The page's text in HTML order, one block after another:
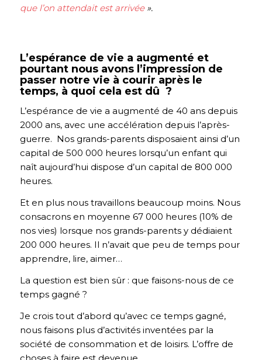
que l’on attendait est arrivée ».
L’espérance de vie a augmenté et
pourtant nous avons l’impression de
passer notre vie à courir après le
temps, à quoi cela est dû ?
L’espérance de vie a augmenté de 40 ans depuis
2000 ans, avec une accélération depuis l’après-
guerre. Nos grands-parents disposaient ainsi d’un
capital de 500 000 heures lorsqu’un enfant qui
naît aujourd’hui dispose d’un capital de 800 000
heures.
Et en plus nous travaillons beaucoup moins. Nous
consacrons en moyenne 67 000 heures (10% de
nos vies) lorsque nos grands-parents y dédiaient
200 000 heures. Il n’avait que peu de temps pour
apprendre, lire, aimer…
La question est bien sûr : que faisons-nous de ce
temps gagné ?
Je crois tout d’abord qu’avec ce temps gagné,
nous faisons plus d’activités inventées par la
société de consommation et de loisirs. L’offre de
choses à faire est devenue